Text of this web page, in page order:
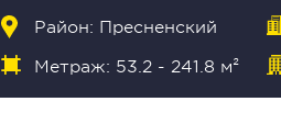
Район: Пресненский
Метраж: 53.2 - 241.8 м²